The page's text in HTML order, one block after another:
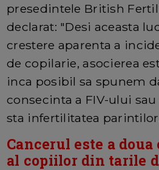
presedintele British
declarat: "Desi aceasta
crestere aparenta a
de copilarie, asocierea
inca posibil sa spunem
consecinta a FIV-ului sau
sta infertilitatea
Cancerul este a doua
al copiilor din tarile